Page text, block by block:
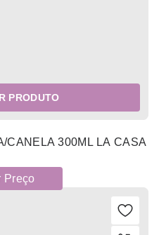
PRODUTO
CANELA 300ML LA CASA
Preço